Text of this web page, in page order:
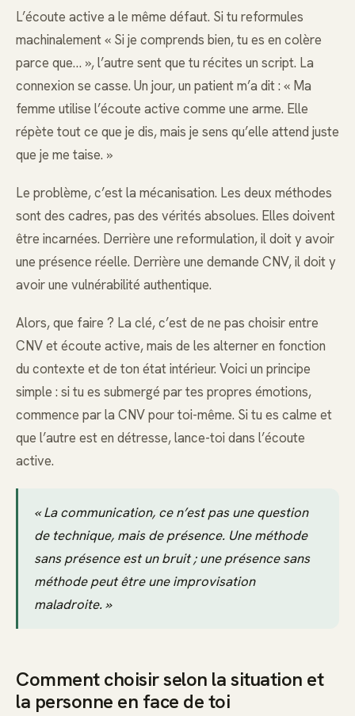
L’écoute active a le même défaut. Si tu reformules
machinalement « Si je comprends bien, tu es en colère
parce que… », l’autre sent que tu récites un script. La
connexion se casse. Un jour, un patient m’a dit : « Ma
femme utilise l’écoute active comme une arme. Elle
répète tout ce que je dis, mais je sens qu’elle attend juste
que je me taise. »
Le problème, c’est la mécanisation. Les deux méthodes
sont des cadres, pas des vérités absolues. Elles doivent
être incarnées. Derrière une reformulation, il doit y avoir
une présence réelle. Derrière une demande CNV, il doit y
avoir une vulnérabilité authentique.
Alors, que faire ? La clé, c’est de ne pas choisir entre
CNV et écoute active, mais de les alterner en fonction
du contexte et de ton état intérieur. Voici un principe
simple : si tu es submergé par tes propres émotions,
commence par la CNV pour toi-même. Si tu es calme et
que l’autre est en détresse, lance-toi dans l’écoute
active.
« La communication, ce n’est pas une question
de technique, mais de présence. Une méthode
sans présence est un bruit ; une présence sans
méthode peut être une improvisation
maladroite. »
Comment choisir selon la situation et
la personne en face de toi